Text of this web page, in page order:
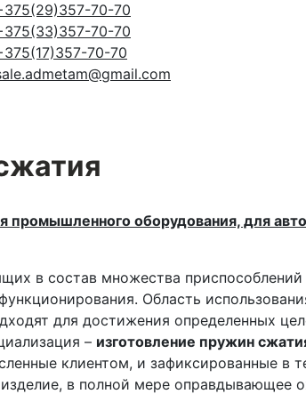
70-70
70-70
70-70
оборудования, для
в состав множества
Область
для достижения определенных
– изготовление пружин
клиентом, и зафиксированные в
в полной мере оправдывающее